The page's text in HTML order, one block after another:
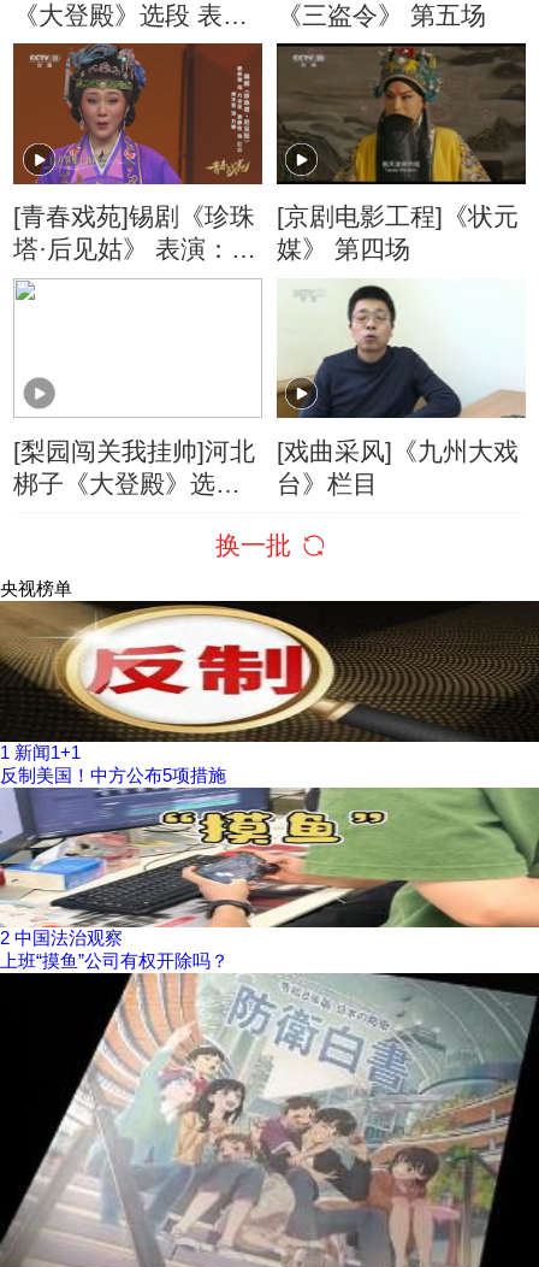
《大登殿》选段 表
演：彭蕙蘅
《三盗令》 第五场
[青春戏苑]锡剧《珍珠
塔·后见姑》 表演：缪
宇哲 杨秋驰 蒋静怡
[京剧电影工程]《状元
媒》 第四场
[梨园闯关我挂帅]河北
梆子《大登殿》选段
[戏曲采风]《九州大戏
台》栏目
换一批
央视榜单
1 新闻1+1
反制美国！中方公布5项措施
2 中国法治观察
上班“摸鱼”公司有权开除吗？